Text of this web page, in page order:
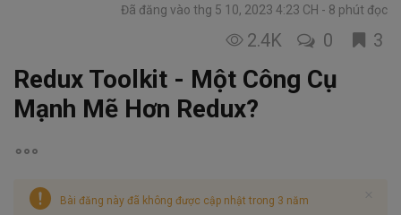
Đã đăng vào thg 5 10, 2023 4:23 CH 8 phút đọc
2.4K 0 3
Redux Toolkit - Một Công Cụ
Mạnh Mẽ Hơn Redux?
Bài đăng này đã không được cập nhật trong 3 năm